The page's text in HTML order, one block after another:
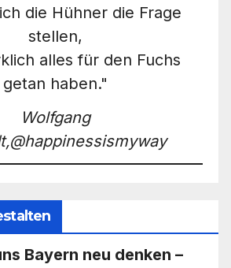
die Hühner die Frage
stellen,
alles für den Fuchs
getan haben."
Wolfgang
Bayern neu denken –